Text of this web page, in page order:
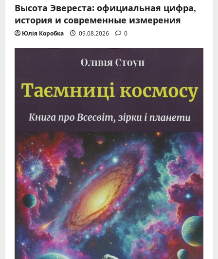
Высота Эвереста: официальная цифра,
история и современные измерения
Юлія Коробка 09.08.2026 0